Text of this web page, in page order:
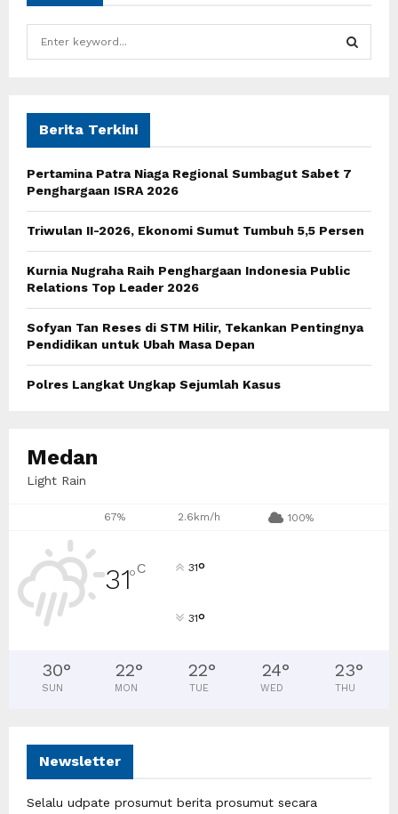
f
r
H
Berita Terkini
Pertamina Patra Niaga Regional Sumbagut Sabet 7
Penghargaan ISRA 2026
Triwulan II-2026, Ekonomi Sumut Tumbuh 5,5 Persen
Kurnia Nugraha Raih Penghargaan Indonesia Public
Relations Top Leader 2026
Sofyan Tan Reses di STM Hilir, Tekankan Pentingnya
Pendidikan untuk Ubah Masa Depan
Polres Langkat Ungkap Sejumlah Kasus
Medan
Light Rain
67% 2.6km/h 100%
31°C 31°
31°
30°
SUN
22°
MON
22°
TUE
24°
WED
23°
THU
Newsletter
Selalu udpate prosumut berita prosumut secara